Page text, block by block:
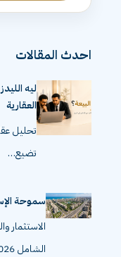
احدث المقالات
ليه
العقارية
تحليل
تضيع…
سموحة الإسكندرية 2026 |
الاستثمار
الشامل 2026 تعتبر…